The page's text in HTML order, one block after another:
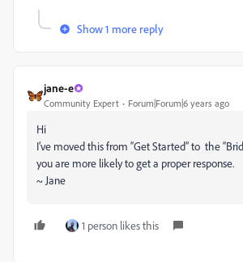
Show 1 more reply
jane-e
Community Expert Forum|Forum|6 years ago
Hi
I’ve moved this from “Get Started” to the
you are more likely to get a proper response.
~ Jane
1 person likes this